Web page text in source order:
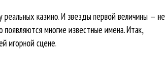
казино. И звезды первой величины — не
многие известные имена. Итак,
игорной сцене.